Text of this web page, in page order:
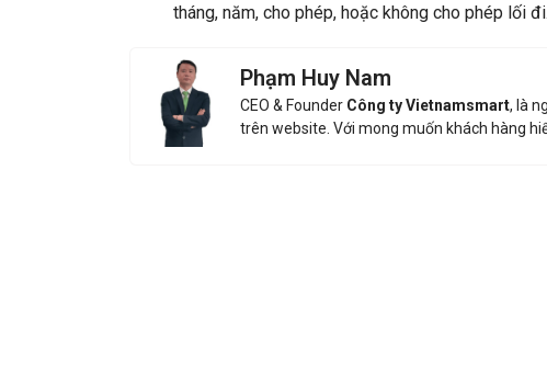
tháng, năm, cho phép, hoặc không cho phép lối đi.
Phạm Huy Nam
CEO & Founder Công ty Vietnamsmart, là
trên website. Với mong muốn khách hàng